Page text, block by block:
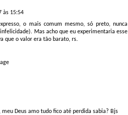
às 15:54
o mais comum mesmo, só preto, nunca
Mas acho que eu experimentaria esse
que o valor era tão barato, rs.
Deus amo tudo fico até perdida sabia? Bjs